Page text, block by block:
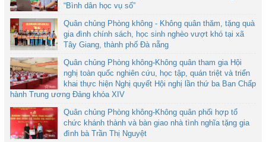
“Bình dân học vụ số”
Quân chủng Phòng không - Không quân thăm, tặng quà
gia đình chính sách, học sinh nghèo vượt khó tại xã
Tây Giang, thành phố Đà nẵng
Quân chủng Phòng không-Không quân tham gia Hội
nghị toàn quốc nghiên cứu, học tập, quán triệt và triển
khai thực hiện Nghị quyết Hội nghị lần thứ ba Ban Chấp
hành Trung ương Đảng khóa XIV
Quân chủng Phòng không-Không quân phối hợp tổ
chức khánh thành và bàn giao nhà tình nghĩa tặng gia
đình bà Trần Thị Nguyệt